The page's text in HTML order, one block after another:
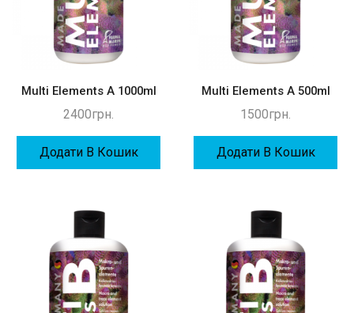
Multi Elements A 1000ml
2400грн.
Додати В Кошик
Multi Elements A 500ml
1500грн.
Додати В Кошик